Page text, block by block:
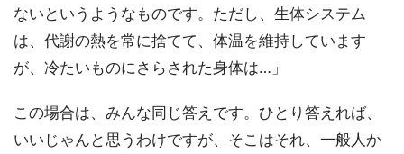
ないというようなものです。ただし、生体システム
は、代謝の熱を常に捨てて、体温を維持しています
が、冷たいものにさらされた身体は…」
この場合は、みんな同じ答えです。ひとり答えれば、
いいじゃんと思うわけですが、そこはそれ、一般人か